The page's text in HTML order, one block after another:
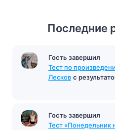
Последние
Гость завершил
Тест по
Лесков с
Гость завершил
Тест «Понедельник